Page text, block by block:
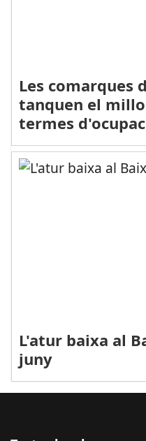
Les comarques
tanquen el
termes
L'atur baixa al
juny